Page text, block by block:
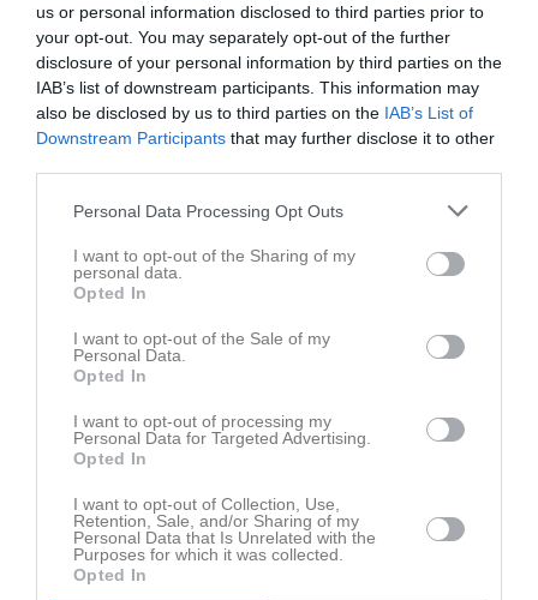
us or personal information disclosed to third parties prior to
your opt-out. You may separately opt-out of the further
disclosure of your personal information by third parties on the
IAB’s list of downstream participants. This information may
also be disclosed by us to third parties on the IAB’s List of
Downstream Participants that may further disclose it to other
Personal Data Processing Opt Outs
I want to opt-out of the Sharing of my
personal data.
Opted In
I want to opt-out of the Sale of my
Personal Data.
Opted In
I want to opt-out of processing my
Personal Data for Targeted Advertising.
Opted In
I want to opt-out of Collection, Use,
Retention, Sale, and/or Sharing of my
Personal Data that Is Unrelated with the
Purposes for which it was collected.
Opted In
Senast uppladdade video
Ingen video uppladdad
Logga in och ladda upp ert första klipp
Senast uppdaterade album
Inget album finns skapat